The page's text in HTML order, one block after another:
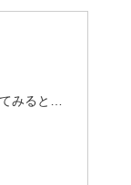
みると…